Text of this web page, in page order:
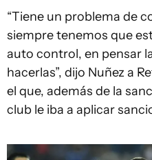
“Tiene un problema de
siempre tenemos que
auto control, en pensar
hacerlas”, dijo Nuñez a
el que, además de la
club le iba a aplicar